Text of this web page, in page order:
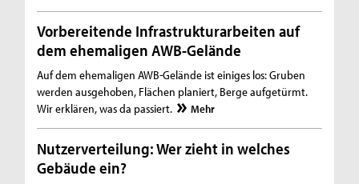
Vorbereitende Infrastrukturarbeiten auf
dem ehemaligen AWB-Gelände
Auf dem ehemaligen AWB-Gelände ist einiges los: Gruben
werden ausgehoben, Flächen planiert, Berge aufgetürmt.
Wir erklären, was da passiert.
Mehr
Nutzerverteilung: Wer zieht in welches
Gebäude ein?